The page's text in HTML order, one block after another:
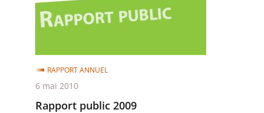
Rapport public 2009
RAPPORT ANNUEL
6 mai 2010